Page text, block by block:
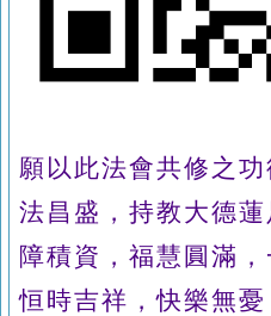
願以此法會共修之
法昌盛，持教大德
障積資，福慧圓滿
恒時吉祥，快樂無憂